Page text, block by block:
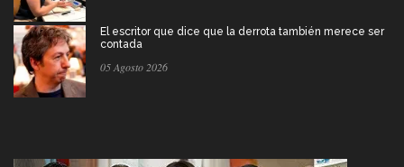
El escritor que dice que la derrota también merece ser
contada
05 Agosto 2026